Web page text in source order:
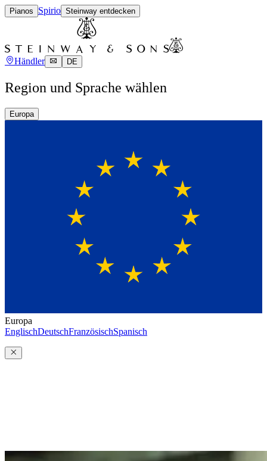
Pianos Spirio Steinway entdecken
Händler DE
Region und Sprache wählen
Europa
Europa
EnglischDeutschFranzösischSpanisch